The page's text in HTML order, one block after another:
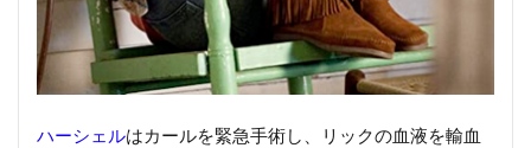
ハーシェルはカールを緊急手術し、リックの血液を輸血